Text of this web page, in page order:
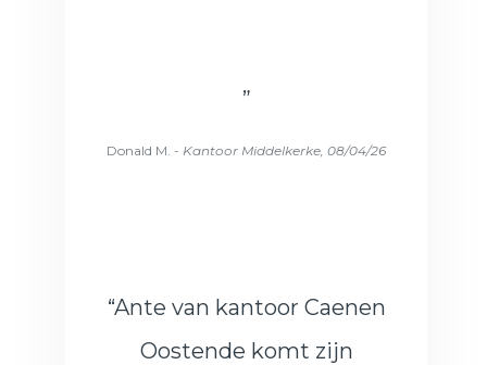
”
Donald M. - Kantoor Middelkerke, 08/04/26
“Ante van kantoor Caenen
Oostende komt zijn